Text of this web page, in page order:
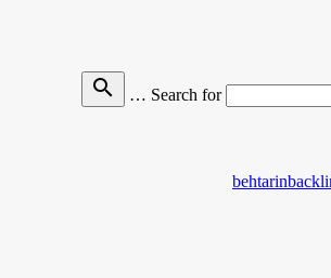
Search for
search